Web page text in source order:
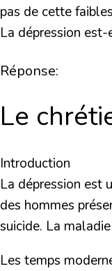
pas de cette
La dépression
Réponse:
Le
Introduction
La dépression est
des hommes
suicide. La
Les temps